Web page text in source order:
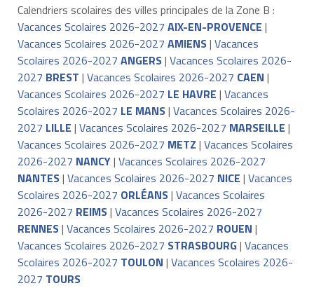
Calendriers scolaires des villes principales de la Zone B :
Vacances Scolaires 2026-2027 AIX-EN-PROVENCE |
Vacances Scolaires 2026-2027 AMIENS| Vacances
Scolaires 2026-2027 ANGERS| Vacances Scolaires 2026-
2027 BREST | Vacances Scolaires 2026-2027 CAEN |
Vacances Scolaires 2026-2027 LE HAVRE | Vacances
Scolaires 2026-2027 LE MANS| Vacances Scolaires 2026-
2027 LILLE | Vacances Scolaires 2026-2027 MARSEILLE |
Vacances Scolaires 2026-2027 METZ | Vacances Scolaires
2026-2027 NANCY| Vacances Scolaires 2026-2027
NANTES| Vacances Scolaires 2026-2027 NICE | Vacances
Scolaires 2026-2027 ORLÉANS| Vacances Scolaires
2026-2027 REIMS| Vacances Scolaires 2026-2027
RENNES| Vacances Scolaires 2026-2027 ROUEN |
Vacances Scolaires 2026-2027 STRASBOURG| Vacances
Scolaires 2026-2027 TOULON | Vacances Scolaires 2026-
2027 TOURS